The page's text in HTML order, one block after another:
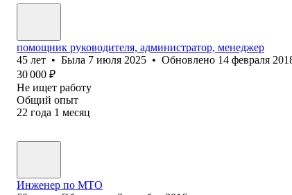
помощник руководителя, администратор, менеджер
45 лет • Была 7 июля 2025 • Обновлено 14 февраля
30 000 ₽
Не ищет работу
Общий опыт
22 года 1 месяц
Инженер по МТО